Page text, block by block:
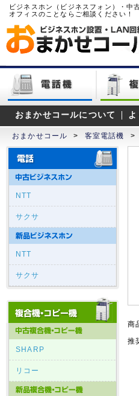
ビジネスホン（ビジネスフォン）・中
オフィスのことならご相談ください！
おまかせコールについて よ
おまかせコール > 客室電話機 >
NTT
サクサ
NTT
サクサ
SHARP
リコー
商
推